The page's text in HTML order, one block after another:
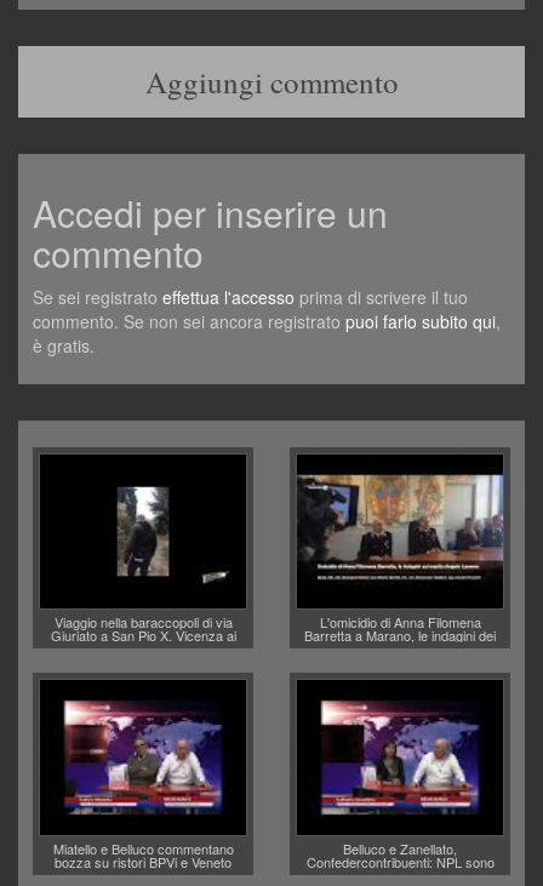
Aggiungi commento
Accedi per inserire un
commento
Se sei registrato effettua l'accesso prima di scrivere il tuo
commento. Se non sei ancora registrato puoi farlo subito qui,
è gratis.
Viaggio nella baraccopoli di via
Giuriato a San Pio X. Vicenza ai
Vicentini: “faremo un regalo di
L'omicidio di Anna Filomena
Barretta a Marano, le indagini dei
carabinieri di Vicenza sul marito
quelle di... Barbara D'Urso
Miatello e Belluco commentano
bozza su ristori BPVi e Veneto
Banca
Belluco e Zanellato,
Confedercontribuenti: NPL sono
debiti o crediti?